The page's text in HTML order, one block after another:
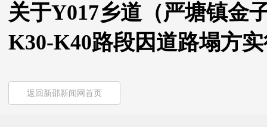
关于Y017乡道（严塘镇金
K30-K40路段因道路塌方
返回新邵新闻网首页